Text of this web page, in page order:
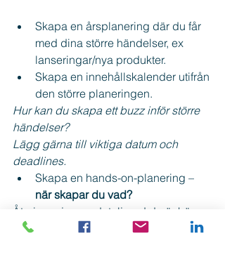
Skapa en årsplanering där du får
med dina större händelser, ex
lanseringar/nya produkter.
Skapa en innehållskalender utifrån
den större planeringen.
Hur kan du skapa ett buzz inför större
händelser?
Lägg gärna till viktiga datum och
deadlines.
Skapa en hands-on-planering –
när skapar du vad?
Återigen, ju mer detaljerad du är här,
desto smidigare går arbetet för dig.